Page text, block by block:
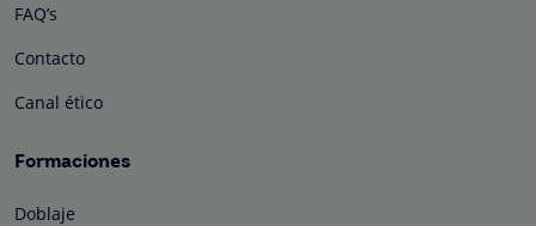
FAQ’s
Contacto
Canal ético
Formaciones
Doblaje